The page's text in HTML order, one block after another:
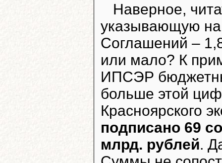
Наверное,
указывающую
Соглашений –
или мало? К
ИПСЭР
больше этой
Красноярского
подписано 69
млрд. рублей.